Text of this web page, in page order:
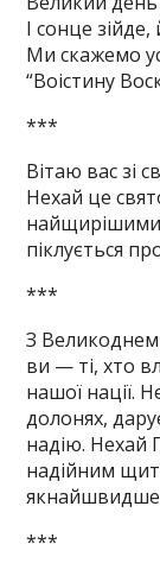
І сонце
Ми скажемо
“Воістину
***
Вітаю вас зі
Нехай це
найщирішими
піклується
***
З Великоднем
ви — ті, хто
нашої нації.
долонях,
надію. Нехай
надійним
якнайшвидше
***